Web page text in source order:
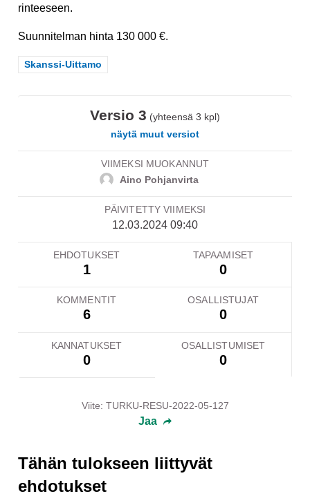
rinteeseen.
Suunnitelman hinta 130 000 €.
Rajaa tulokset teeman mukaan: Skanssi-Uittamo
Skanssi-Uittamo
Versio 3 (yhteensä 3 kpl)
näytä muut versiot
VIIMEKSI MUOKANNUT
Aino Pohjanvirta
PÄIVITETTY VIIMEKSI
12.03.2024 09:40
EHDOTUKSET
1
TAPAAMISET
0
KOMMENTIT
6
OSALLISTUJAT
0
KANNATUKSET
0
OSALLISTUMISET
0
Viite: TURKU-RESU-2022-05-127
Jaa
Tähän tulokseen liittyvät
ehdotukset